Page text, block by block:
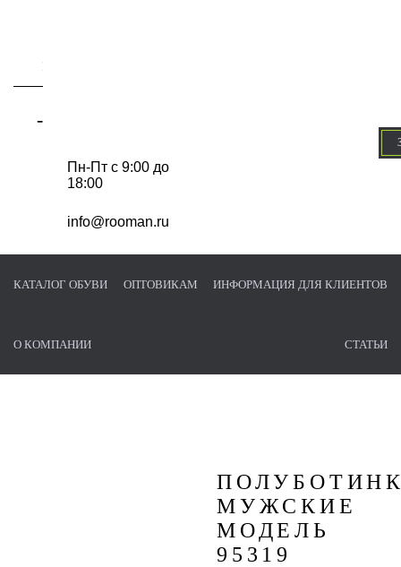
-
Пн-Пт с 9:00 до
18:00
info@rooman.ru
КАТАЛОГ ОБУВИ ОПТОВИКАМ ИНФОРМАЦИЯ ДЛЯ КЛИЕНТОВ
О КОМПАНИИ СТАТЬИ
МУЖСКИЕ
МОДЕЛЬ
95319